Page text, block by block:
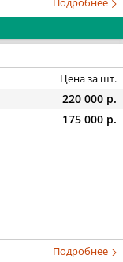
Цена за шт.
220 000 р.
175 000 р.
Подробнее